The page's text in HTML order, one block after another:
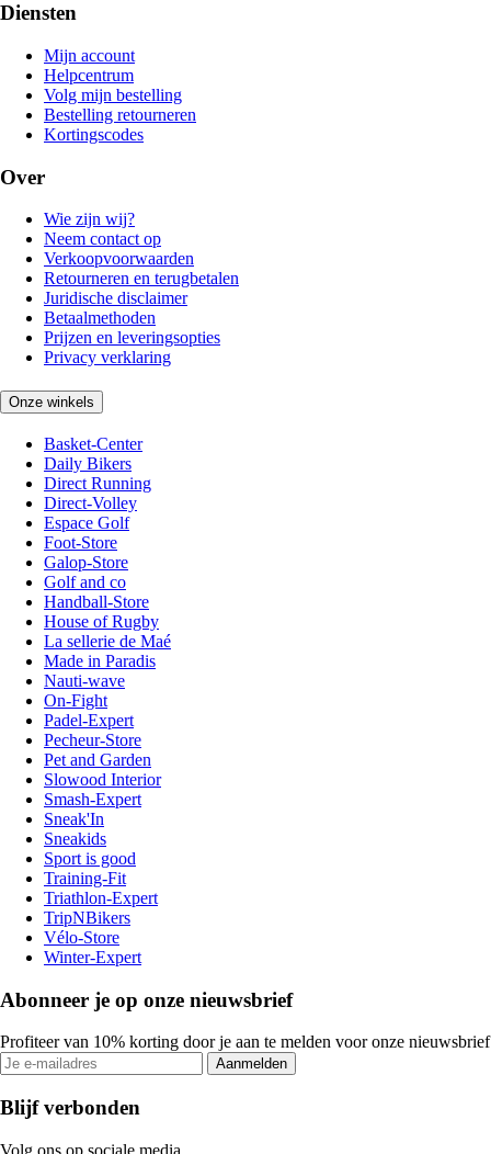
Diensten
Mijn account
Helpcentrum
Volg mijn bestelling
Bestelling retourneren
Kortingscodes
Over
Wie zijn wij?
Neem contact op
Verkoopvoorwaarden
Retourneren en terugbetalen
Juridische disclaimer
Betaalmethoden
Prijzen en leveringsopties
Privacy verklaring
Onze winkels
Basket-Center
Daily Bikers
Direct Running
Direct-Volley
Espace Golf
Foot-Store
Galop-Store
Golf and co
Handball-Store
House of Rugby
La sellerie de Maé
Made in Paradis
Nauti-wave
On-Fight
Padel-Expert
Pecheur-Store
Pet and Garden
Slowood Interior
Smash-Expert
Sneak'In
Sneakids
Sport is good
Training-Fit
Triathlon-Expert
TripNBikers
Vélo-Store
Winter-Expert
Abonneer je op onze nieuwsbrief
Profiteer van 10% korting door je aan te melden voor onze nieuwsbrief
Aanmelden
Blijf verbonden
Volg ons op sociale media